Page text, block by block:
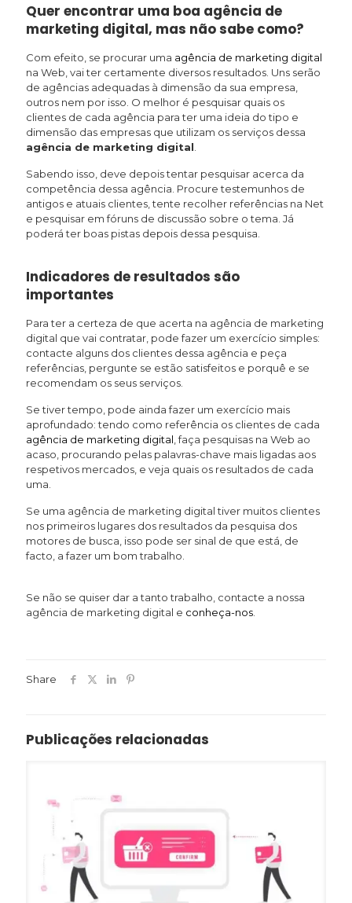
Quer encontrar uma boa agência de
marketing digital, mas não sabe como?
Com efeito, se procurar uma agência de marketing digital
na Web, vai ter certamente diversos resultados. Uns serão
de agências adequadas à dimensão da sua empresa,
outros nem por isso. O melhor é pesquisar quais os
clientes de cada agência para ter uma ideia do tipo e
dimensão das empresas que utilizam os serviços dessa
agência de marketing digital
Sabendo isso, deve depois tentar pesquisar acerca da
competência dessa agência. Procure testemunhos de
antigos e atuais clientes, tente recolher referências na Net
e pesquisar em fóruns de discussão sobre o tema. Já
poderá ter boas pistas depois dessa pesquisa.
Indicadores de resultados são
importantes
Para ter a certeza de que acerta na agência de marketing
digital que vai contratar, pode fazer um exercício simples:
contacte alguns dos clientes dessa agência e peça
referências, pergunte se estão satisfeitos e porquê e se
recomendam os seus serviços.
Se tiver tempo, pode ainda fazer um exercício mais
aprofundado: tendo como referência os clientes de cada
agência de marketing digital , faça pesquisas na Web ao
acaso, procurando pelas palavras-chave mais ligadas aos
respetivos mercados, e veja quais os resultados de cada
uma.
Se uma agência de marketing digital tiver muitos clientes
nos primeiros lugares dos resultados da pesquisa dos
motores de busca, isso pode ser sinal de que está, de
facto, a fazer um bom trabalho.
Se não se quiser dar a tanto trabalho, contacte a nossa
agência de marketing digital e conheça-nos
Share
Publicações relacionadas